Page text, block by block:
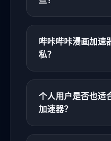
哔咔哔咔漫画加速
私？
个人用户是否也适
加速器？